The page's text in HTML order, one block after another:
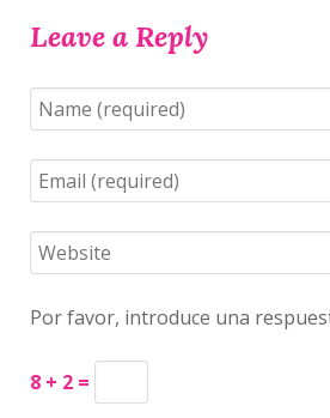
Leave a Reply
Por favor, introduce una
8 + 2 =